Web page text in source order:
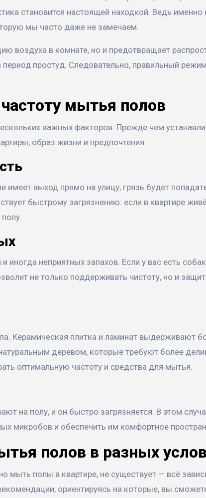
становится настоящей находкой. Ведь именно
мы часто даже не замечаем.
воздуха в комнате, но и предотвращает
простуд. Следовательно, правильный
мытья полов
важных факторов. Прежде чем
образ жизни и предпочтения.
имеет выход прямо на улицу, грязь будет
быстрому загрязнению: если в квартире
неприятных запахов. Если у вас есть
не только поддерживать чистоту, но и
Керамическая плитка и ламинат выдерживают
деревом, которые требуют более
оптимальную частоту и средства для мытья.
на полу, и он быстро загрязняется. В этом
микробов и обеспечить им комфортное
полов в разных
мыть полы в квартире, не существует — всё
ориентируясь на которые, вы